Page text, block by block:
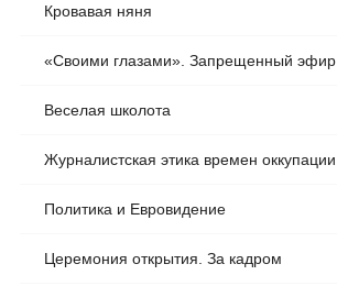
Кровавая няня
«Своими глазами». Запрещенный эфир
Веселая школота
Журналистская этика времен оккупации
Политика и Евровидение
Церемония открытия. За кадром